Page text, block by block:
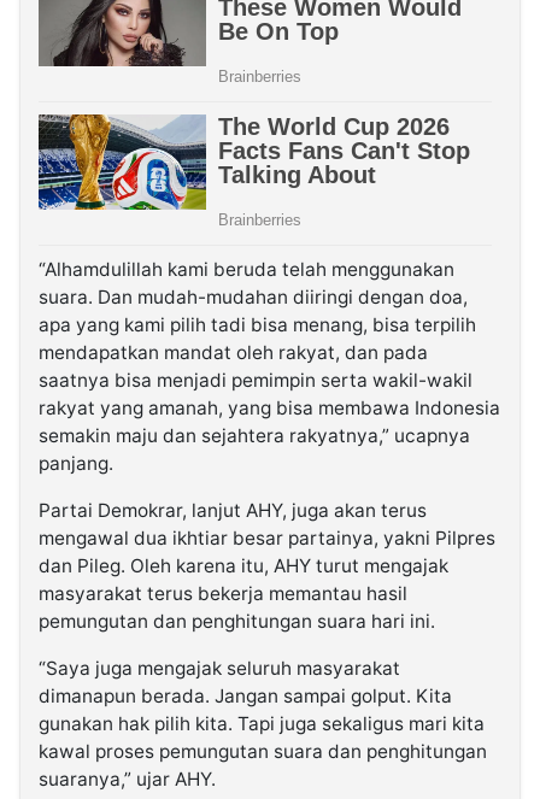
“Alhamdulillah kami beruda telah menggunakan
suara. Dan mudah-mudahan diiringi dengan doa,
apa yang kami pilih tadi bisa menang, bisa terpilih
mendapatkan mandat oleh rakyat, dan pada
saatnya bisa menjadi pemimpin serta wakil-wakil
rakyat yang amanah, yang bisa membawa Indonesia
semakin maju dan sejahtera rakyatnya,” ucapnya
panjang.
Partai Demokrar, lanjut AHY, juga akan terus
mengawal dua ikhtiar besar partainya, yakni Pilpres
dan Pileg. Oleh karena itu, AHY turut mengajak
masyarakat terus bekerja memantau hasil
pemungutan dan penghitungan suara hari ini.
“Saya juga mengajak seluruh masyarakat
dimanapun berada. Jangan sampai golput. Kita
gunakan hak pilih kita. Tapi juga sekaligus mari kita
kawal proses pemungutan suara dan penghitungan
suaranya,” ujar AHY.